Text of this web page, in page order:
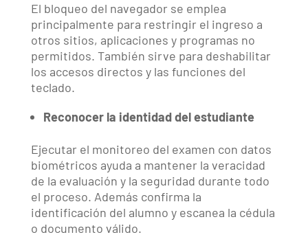
El bloqueo del navegador se emplea
principalmente para restringir el ingreso a
otros sitios, aplicaciones y programas no
permitidos. También sirve para deshabilitar
los accesos directos y las funciones del
teclado.
Reconocer la identidad del estudiante
Ejecutar el monitoreo del examen con datos
biométricos ayuda a mantener la veracidad
de la evaluación y la seguridad durante todo
el proceso. Además confirma la
identificación del alumno y escanea la cédula
o documento válido.